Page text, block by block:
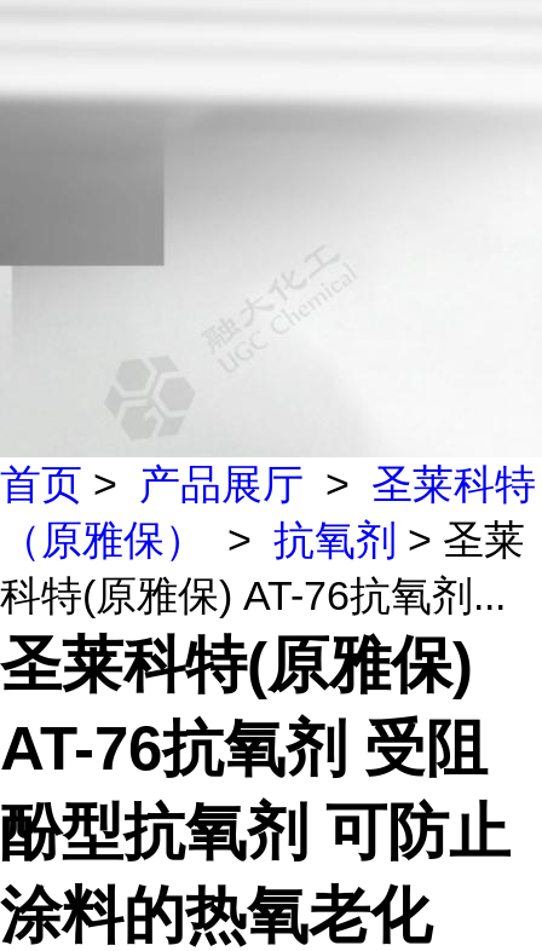
首页 > 产品展厅 > 圣莱科特
（原雅保）
> 抗氧剂 > 圣莱
科特(原雅保) AT-76抗氧剂...
圣莱科特(原雅保)
AT-76抗氧剂 受阻
酚型抗氧剂 可防止
涂料的热氧老化